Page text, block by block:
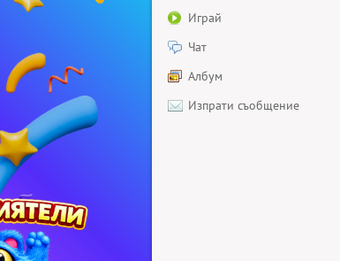
Играй
Чат
Албум
Изпрати съобщение